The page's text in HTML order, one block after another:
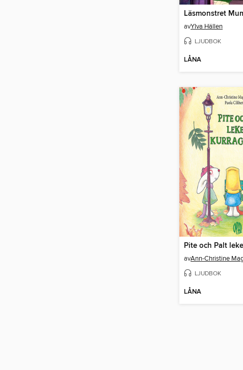
Läsmonstret
avYlva Hällen
LJUDBOK
LÅNA
avAnn-Christine
LJUDBOK
LÅNA